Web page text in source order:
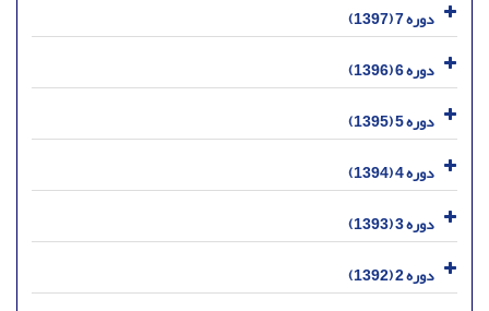
دوره 7 (1397)
دوره 6 (1396)
دوره 5 (1395)
دوره 4 (1394)
دوره 3 (1393)
دوره 2 (1392)